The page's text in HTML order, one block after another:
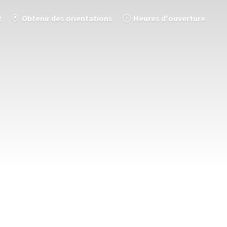
Obtenir des orientations Heures d'ouverture